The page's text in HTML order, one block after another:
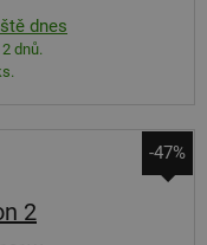
dnes
dnů.
-47%
2